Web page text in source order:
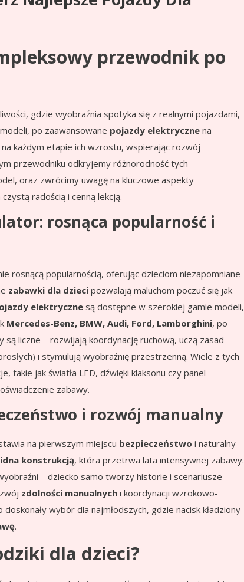
przewodnik po
gdzie wyobraźnia spotyka się z realnymi pojazdami,
po zaawansowane pojazdy elektryczne na
każdym etapie ich wzrostu, wspierając rozwój
przewodniku odkryjemy różnorodność tych
oraz zwrócimy uwagę na kluczowe aspekty
radością i cenną lekcją.
rosnąca popularność i
rosnącą popularnością, oferując dzieciom niezapomniane
zabawki dla dzieci pozwalają maluchom poczuć się jak
elektrycznesą dostępne w szerokiej gamie modeli,
Mercedes-Benz, BMW, Audi, Ford, Lamborghini, po
liczne – rozwijają koordynację ruchową, uczą zasad
i stymulują wyobraźnię przestrzenną. Wiele z tych
takie jak światła LED, dźwięki klaksonu czy panel
zabawy.
i rozwój manualny
na pierwszym miejscu bezpieczeństwo i naturalny
konstrukcją, która przetrwa lata intensywnej zabawy.
– dziecko samo tworzy historie i scenariusze
zdolności manualnych i koordynacji wzrokowo-
wybór dla najmłodszych, gdzie nacisk kładziony
.
dla dzieci?